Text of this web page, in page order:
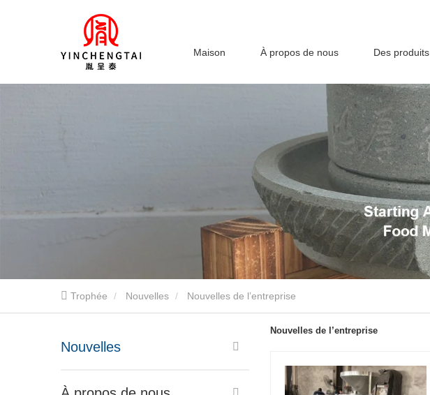
Maison À propos de nous Des produits
Trophée Nouvelles Nouvelles de l’entreprise
Nouvelles
Nouvelles de l’entreprise